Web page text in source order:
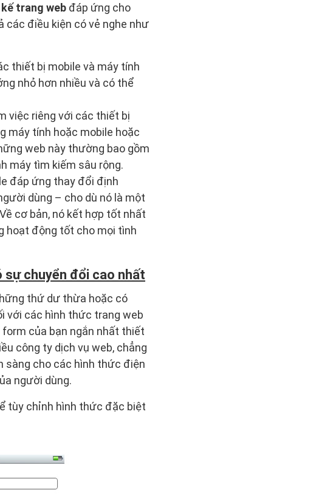
trang web đáp ứng cho
các điều kiện có vẻ nghe như
thiết bị mobile và máy tính
nhỏ hơn nhiều và có thể
việc riêng với các thiết bị
máy tính hoặc mobile hoặc
web này thường bao gồm
máy tìm kiếm sâu rộng.
đáp ứng thay đổi định
dùng – cho dù nó là một
cơ bản, nó kết hợp tốt nhất
hoạt động tốt cho mọi tình
sự chuyển đổi cao nhất
thứ dư thừa hoặc có
với các hình thức trang web
của bạn ngắn nhất thiết
công ty dịch vụ web, chẳng
sàng cho các hình thức điện
người dùng.
tùy chỉnh hình thức đặc biệt